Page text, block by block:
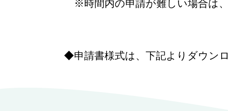
※時間内の申請が難しい場合は、
◆申請書様式は、下記よりダウン